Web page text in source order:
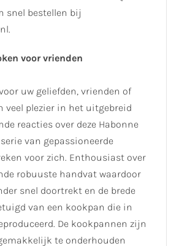
snel bestellen bij
voor vrienden
uw geliefden, vrienden of
veel plezier in het uitgebreid
reacties over deze Habonne
van gepassioneerde
voor zich. Enthousiast over
robuuste handvat waardoor
snel doortrekt en de brede
van een kookpan die in
De kookpannen zijn
te onderhouden